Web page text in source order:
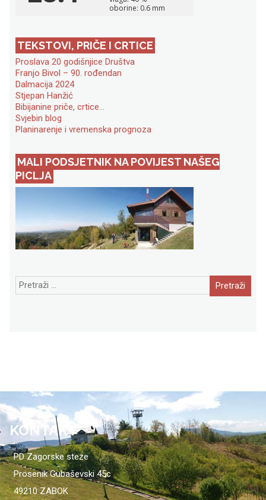
TEKSTOVI, PRIČE I CRTICE
Proslava 20 godišnjice Društva
Franjo Bivol – 90. rođendan
Dalmacija 2024
Stjepan Hanžić
Bibijanine priče, crtice…
Svjebin blog
Planinarenje i vremenska prognoza
MALI PODSJETNIK NA POVIJEST NAŠEG
PICLJA
Pretraži:
KONTAKT
PD Zagorske steze
Prosenik Gubaševski 45c
49210 ZABOK